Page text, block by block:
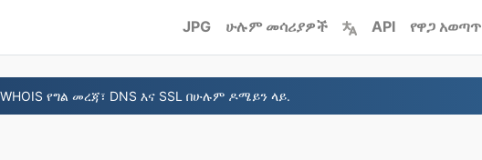
JPG ሁሉም መሳሪያዎች API የዋጋ አወጣጥ
የግል መረጃ፣ DNS እና SSL በሁሉም ዶሜይን ላይ.